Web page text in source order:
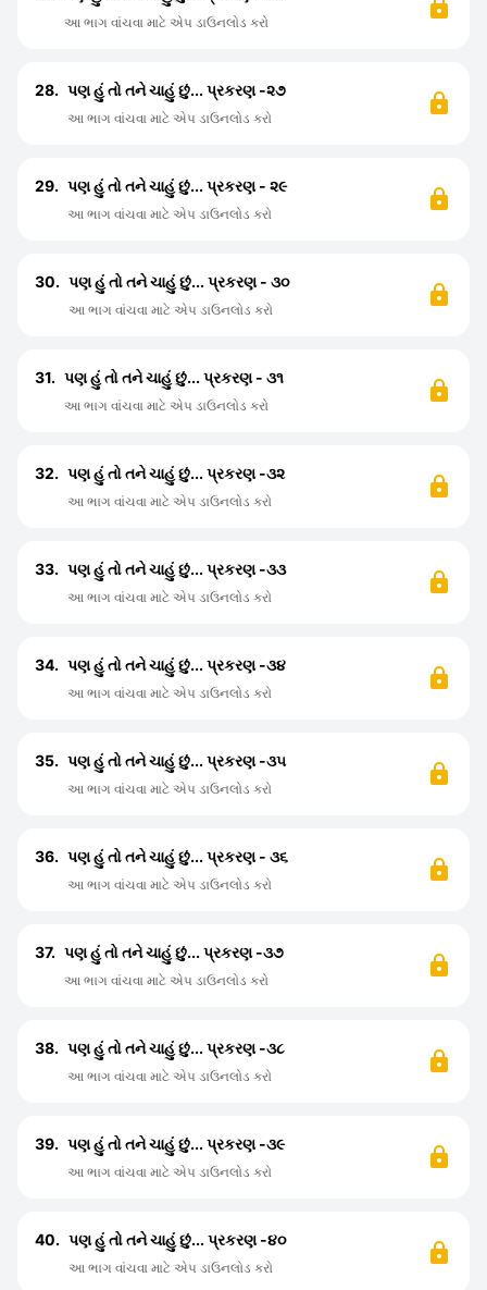
આ ભાગ વાંચવા માટે એપ ડાઉનલોડ કરો
28. પણ હું તો તને ચાહું છું... પ્રકરણ -૨૭
આ ભાગ વાંચવા માટે એપ ડાઉનલોડ કરો
29. પણ હું તો તને ચાહું છું... પ્રકરણ - ૨૯
આ ભાગ વાંચવા માટે એપ ડાઉનલોડ કરો
30. પણ હું તો તને ચાહું છું... પ્રકરણ - ૩૦
આ ભાગ વાંચવા માટે એપ ડાઉનલોડ કરો
31. પણ હું તો તને ચાહું છું... પ્રકરણ - ૩૧
આ ભાગ વાંચવા માટે એપ ડાઉનલોડ કરો
32. પણ હું તો તને ચાહું છું... પ્રકરણ -૩૨
આ ભાગ વાંચવા માટે એપ ડાઉનલોડ કરો
33. પણ હું તો તને ચાહું છું... પ્રકરણ -૩૩
આ ભાગ વાંચવા માટે એપ ડાઉનલોડ કરો
34. પણ હું તો તને ચાહું છું... પ્રકરણ -૩૪
આ ભાગ વાંચવા માટે એપ ડાઉનલોડ કરો
35. પણ હું તો તને ચાહું છું... પ્રકરણ -૩૫
આ ભાગ વાંચવા માટે એપ ડાઉનલોડ કરો
36. પણ હું તો તને ચાહું છું... પ્રકરણ - ૩૬
આ ભાગ વાંચવા માટે એપ ડાઉનલોડ કરો
37. પણ હું તો તને ચાહું છું... પ્રકરણ -૩૭
આ ભાગ વાંચવા માટે એપ ડાઉનલોડ કરો
38. પણ હું તો તને ચાહું છું... પ્રકરણ -૩૮
આ ભાગ વાંચવા માટે એપ ડાઉનલોડ કરો
39. પણ હું તો તને ચાહું છું... પ્રકરણ -૩૯
આ ભાગ વાંચવા માટે એપ ડાઉનલોડ કરો
40. પણ હું તો તને ચાહું છું... પ્રકરણ -૪૦
આ ભાગ વાંચવા માટે એપ ડાઉનલોડ કરો